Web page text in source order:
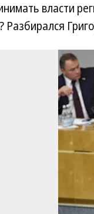
власти
Разбирался